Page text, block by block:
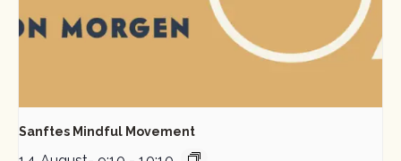
Sanftes Mindful Movement